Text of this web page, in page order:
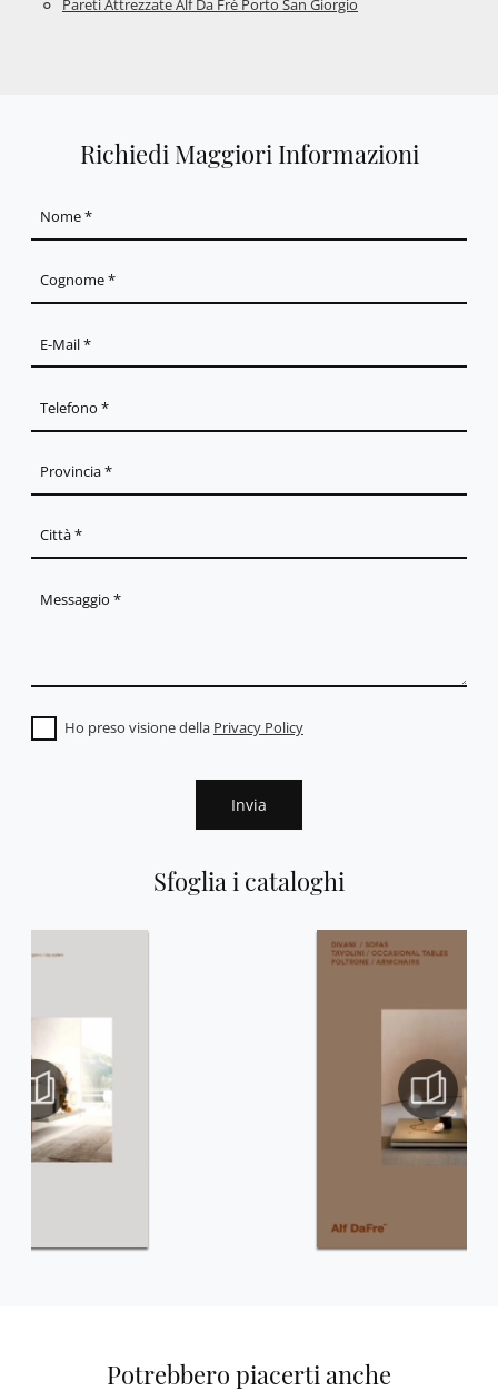
Pareti Attrezzate Alf Da Frè Porto San Giorgio
Sfoglia i cataloghi
Richiedi Maggiori Informazioni
Ho preso visione della Privacy Policy
Invia
Potrebbero piacerti anche